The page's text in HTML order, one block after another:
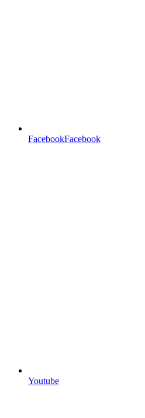
FacebookFacebook
Youtube